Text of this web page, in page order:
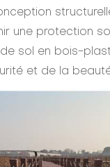
une protection
sol en bois-
et de la